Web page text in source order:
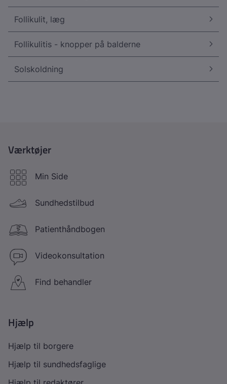
Follikulit, læg
Follikulitis - knopper på balderne
Solskoldning